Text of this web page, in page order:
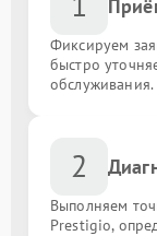
Фиксируем
быстро
обслуживания.
2
Выполняем
Prestigio,